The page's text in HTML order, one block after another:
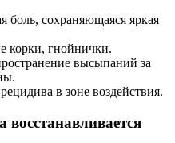
сохраняющаяся яркая
корки, гнойнички.
высыпаний за
в зоне воздействия.